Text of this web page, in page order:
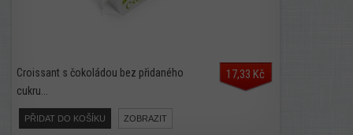
Croissant s čokoládou bez přidaného
cukru...
17,33 Kč
PŘIDAT DO KOŠÍKU ZOBRAZIT